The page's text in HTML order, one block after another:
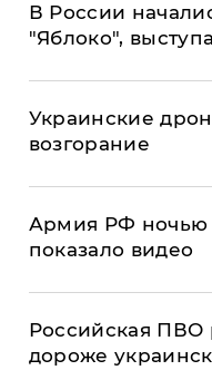
В России
"Яблоко",
Украинские
возгорание
Армия РФ ночью
показало видео
Российская ПВО
дороже